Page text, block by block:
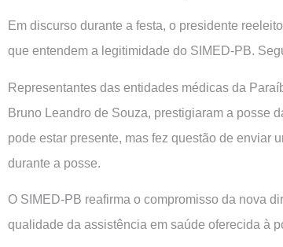
Em discurso durante a festa, o presidente
que entendem a legitimidade do SIMED-PB.
Representantes das entidades médicas da
Bruno Leandro de Souza, prestigiaram a posse
pode estar presente, mas fez questão de enviar
durante a posse.
O SIMED-PB reafirma o compromisso da nova
qualidade da assistência em saúde oferecida à